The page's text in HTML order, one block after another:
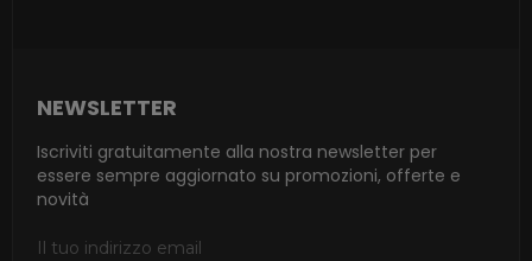
NEWSLETTER
Iscriviti gratuitamente alla nostra newsletter per
essere sempre aggiornato su promozioni, offerte e
novità